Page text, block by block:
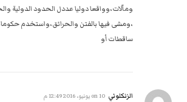
ومآلات،وواقعا دوليا عددل الحدود الدولية
،ومشى فيها بالفتن والحرائق،واستخدم
ساقطات أو
الزنكلوني 10 يونيو، 2016 12:49 م